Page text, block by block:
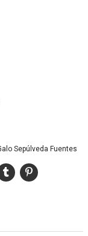
Sepúlveda Fuentes